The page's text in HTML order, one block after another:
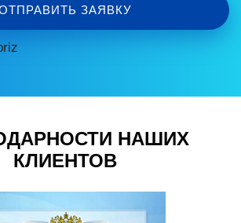
ЗАЯВКУ
НАШИХ
КЛИЕНТОВ